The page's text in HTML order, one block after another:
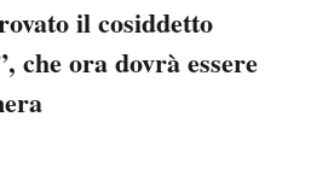
il cosiddetto
che ora dovrà essere